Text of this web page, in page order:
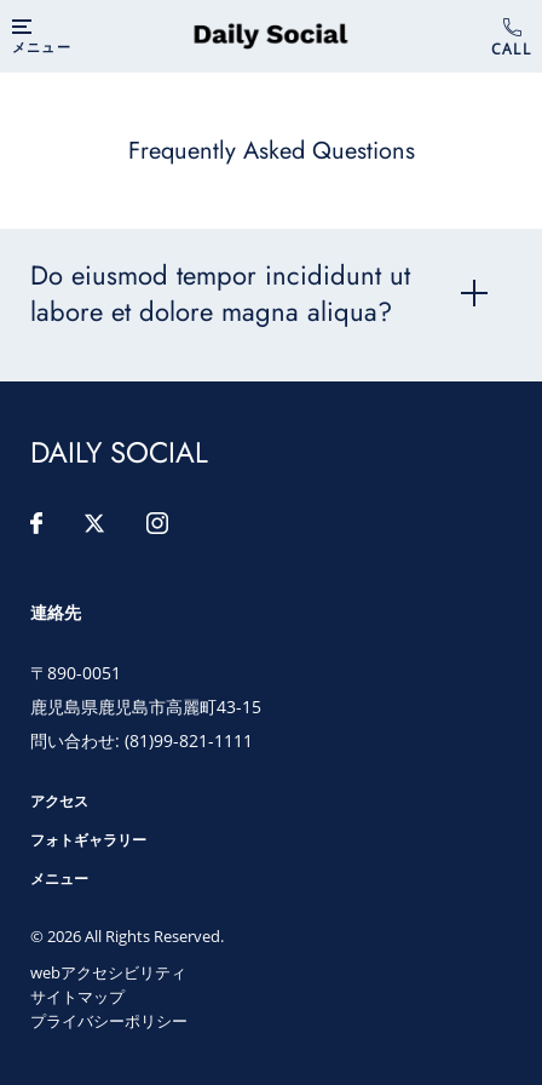
メニュー
Frequently Asked Questions
Do eiusmod tempor incididunt ut
labore et dolore magna aliqua?
DAILY SOCIAL
連絡先
〒890-0051
鹿児島県鹿児島市高麗町43-15
問い合わせ: (81)99-821-1111
アクセス
フォトギャラリー
メニュー
© 2026 All Rights Reserved.
webアクセシビリティ
サイトマップ
プライバシーポリシー